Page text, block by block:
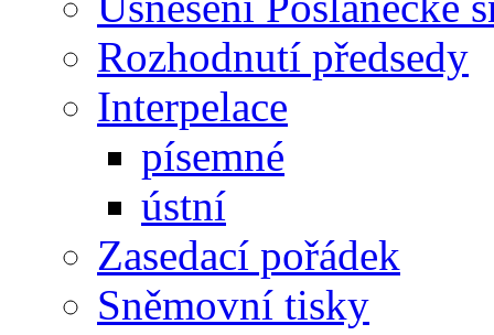
Rozhodnutí předsedy
Interpelace
písemné
ústní
Zasedací pořádek
Sněmovní tisky